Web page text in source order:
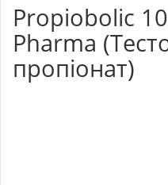
Propiobolic
Pharma
пропіонат)